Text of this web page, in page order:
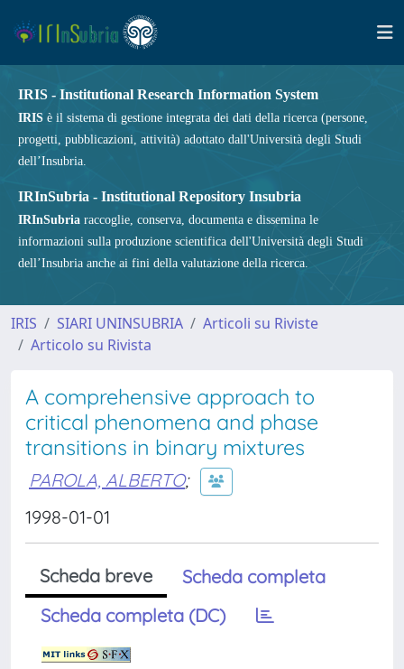
IRIS - Institutional Research Information System
IRIS è il sistema di gestione integrata dei dati della ricerca (persone,
progetti, pubblicazioni, attività) adottato dall'Università degli Studi
dell’Insubria.
IRInSubria - Institutional Repository Insubria
IRInSubria raccoglie, conserva, documenta e dissemina le
informazioni sulla produzione scientifica dell'Università degli Studi
dell’Insubria anche ai fini della valutazione della ricerca.
IRIS SIARI UNINSUBRIA
Articoli su Riviste
Articolo su Rivista
A comprehensive approach to
critical phenomena and phase
transitions in binary mixtures
PAROLA, ALBERTO;
1998-01-01
Scheda breve
Scheda completa
Scheda completa (DC)